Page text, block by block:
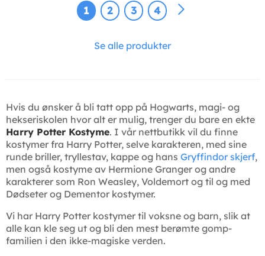
1 2 3 4
Se alle produkter
Hvis du ønsker å bli tatt opp på Hogwarts, magi- og
hekseriskolen hvor alt er mulig, trenger du bare en ekte
Harry Potter Kostyme. I vår nettbutikk vil du finne
kostymer fra Harry Potter, selve karakteren, med sine
runde briller, tryllestav, kappe og hans Gryffindor skjerf,
men også kostyme av Hermione Granger og andre
karakterer som Ron Weasley, Voldemort og til og med
Dødseter og Dementor kostymer.
Vi har Harry Potter kostymer til voksne og barn, slik at
alle kan kle seg ut og bli den mest berømte gomp-
familien i den ikke-magiske verden.